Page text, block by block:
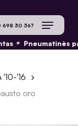
+370 698 30
Menu
✦ Pneumatinės
'10-'16
oro